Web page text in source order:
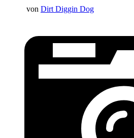
von Dirt Diggin Dog